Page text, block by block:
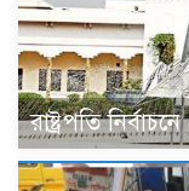
রাষ্ট্রপতি